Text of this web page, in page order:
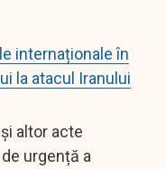
internaționale în
la atacul Iranului
altor acte
urgență a